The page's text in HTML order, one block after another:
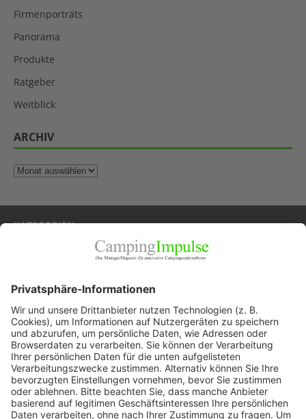
Firmenporträts
Panorama
Produkte
Ratgeber
Weitblick
ARCHIV
KATEGORIEN
Panorama
Produkte
Ratgeber
Weitblick